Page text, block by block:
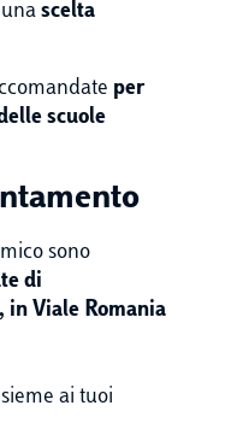
scelta
per
scuole
sono
di
in Viale Romania
ai tuoi